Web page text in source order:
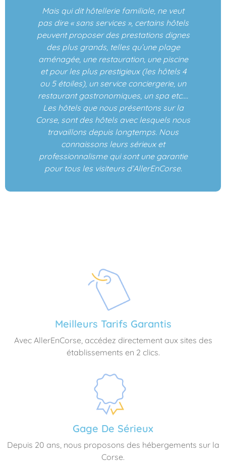
Mais qui dit hôtellerie familiale, ne veut
pas dire « sans services », certains hôtels
peuvent proposer des prestations dignes
des plus grands, telles qu’une plage
aménagée, une restauration, une piscine
et pour les plus prestigieux (les hôtels 4
ou 5 étoiles), un service conciergerie, un
restaurant gastronomiques, un spa etc….
Les hôtels que nous présentons sur la
Corse, sont des hôtels avec lesquels nous
travaillons depuis longtemps. Nous
connaissons leurs sérieux et
professionnalisme qui sont une garantie
pour tous les visiteurs d’AllerEnCorse.
Meilleurs Tarifs Garantis
Avec AllerEnCorse, accédez directement aux sites des
établissements en 2 clics.
Gage De Sérieux
Depuis 20 ans, nous proposons des hébergements sur la
Corse.